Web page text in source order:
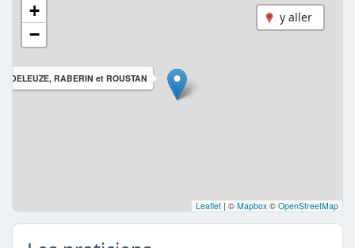
y aller
DELEUZE, RABERIN et ROUSTAN
+
−
Leaflet | © Mapbox © OpenStreetMap